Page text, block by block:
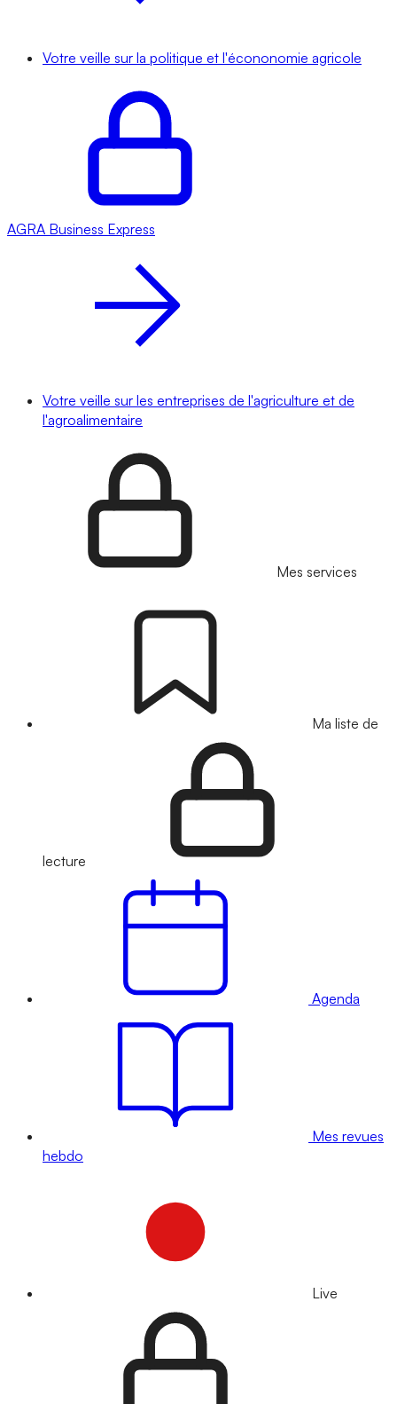
Votre veille sur la politique et l'écononomie agricole
AGRA Business Express
Votre veille sur les entreprises de l'agriculture et de
l'agroalimentaire
Mes services
Ma liste de
lecture
Agenda
Mes revues
hebdo
Live